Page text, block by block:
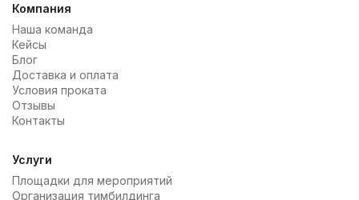
Компания
Наша команда
Кейсы
Блог
Доставка и оплата
Условия проката
Отзывы
Контакты
Услуги
Площадки для мероприятий
Организация тимбилдинга